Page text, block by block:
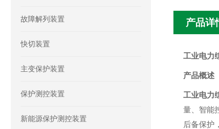
故障解列装置
快切装置
主变保护装置
保护测控装置
新能源保护测控装置
产品详
工业电力
产品概述
工业电力
量、智能
后备保护